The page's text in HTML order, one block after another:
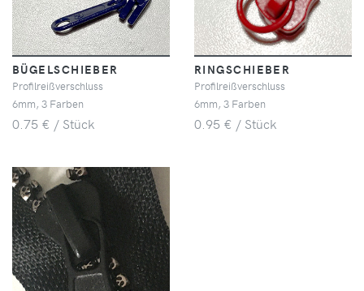
BÜGELSCHIEBER
Profilreißverschluss
6mm, 3 Farben
0.75 € / Stück
RINGSCHIEBER
Profilreißverschluss
6mm, 3 Farben
0.95 € / Stück